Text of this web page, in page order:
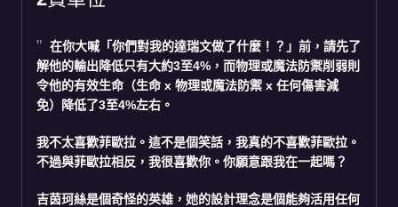
在你大喊「你們對我的達瑞文做了什麼！？」前，請先了
解他的輸出降低只有大約3至4%，而物理或魔法防禦削弱則
令他的有效生命（生命 x 物理或魔法防禦 x 任何傷害減
免）降低了3至4%左右。
我不太喜歡菲歐拉 。這不是個笑話，我真的不喜歡菲歐拉。
不過與菲歐拉相反，我很喜歡你。你願意跟我在一起嗎？
吉茵珂絲是個奇怪的英雄，她的設計理念是個能夠活用任何